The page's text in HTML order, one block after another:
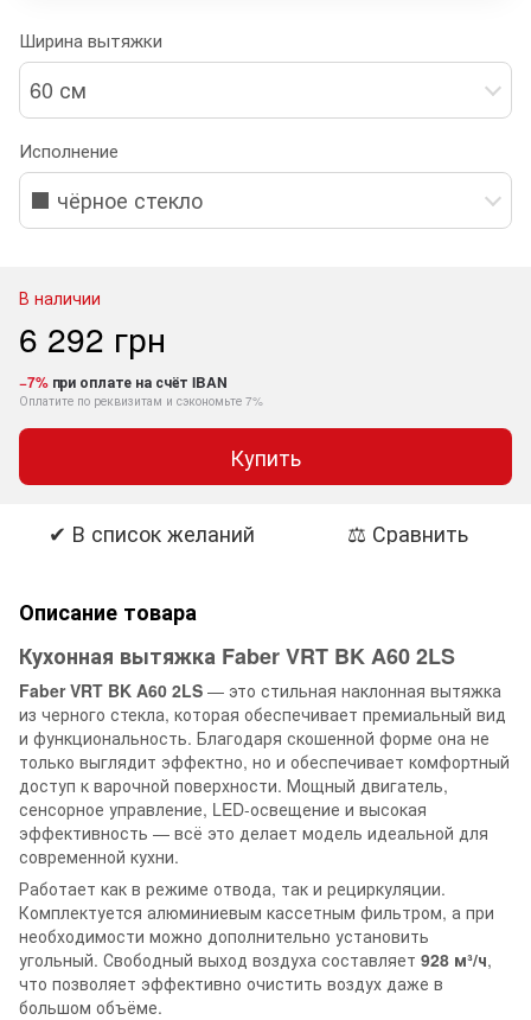
Ширина вытяжки
60 см
Исполнение
⬛️ чёрное стекло
В наличии
6 292 грн
−7%при оплате на счёт IBAN
Оплатите по реквизитам и сэкономьте 7%
Купить
✔ В список желаний ⚖ Сравнить
Описание товара
Кухонная вытяжка Faber VRT BK A60 2LS
Faber VRT BK A60 2LS — это стильная наклонная вытяжка
из черного стекла, которая обеспечивает премиальный вид
и функциональность. Благодаря скошенной форме она не
только выглядит эффектно, но и обеспечивает комфортный
доступ к варочной поверхности. Мощный двигатель,
сенсорное управление, LED-освещение и высокая
эффективность — всё это делает модель идеальной для
современной кухни.
Работает как в режиме отвода, так и рециркуляции.
Комплектуется алюминиевым кассетным фильтром, а при
необходимости можно дополнительно установить
угольный. Свободный выход воздуха составляет 928 м³/ч,
что позволяет эффективно очистить воздух даже в
большом объёме.